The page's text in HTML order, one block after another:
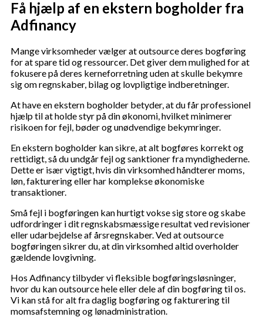
Få hjælp af en ekstern bogholder fra
Adfinancy
Mange virksomheder vælger at outsource deres bogføring
for at spare tid og ressourcer. Det giver dem mulighed for at
fokusere på deres kerneforretning uden at skulle bekymre
sig om regnskaber, bilag og lovpligtige indberetninger.
At have en ekstern bogholder betyder, at du får professionel
hjælp til at holde styr på din økonomi, hvilket minimerer
risikoen for fejl, bøder og unødvendige bekymringer.
En ekstern bogholder kan sikre, at alt bogføres korrekt og
rettidigt, så du undgår fejl og sanktioner fra myndighederne.
Dette er især vigtigt, hvis din virksomhed håndterer moms,
løn, fakturering eller har komplekse økonomiske
transaktioner.
Små fejl i bogføringen kan hurtigt vokse sig store og skabe
udfordringer i dit regnskabsmæssige resultat ved revisioner
eller udarbejdelse af årsregnskaber. Ved at outsource
bogføringen sikrer du, at din virksomhed altid overholder
gældende lovgivning.
Hos Adfinancy tilbyder vi fleksible bogføringsløsninger,
hvor du kan outsource hele eller dele af din bogføring til os.
Vi kan stå for alt fra daglig bogføring og fakturering til
momsafstemning og lønadministration.